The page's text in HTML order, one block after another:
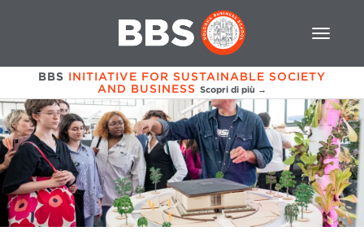
BBS INITIATIVE FOR SUSTAINABLE SOCIETY
AND BUSINESS Scopri di più →